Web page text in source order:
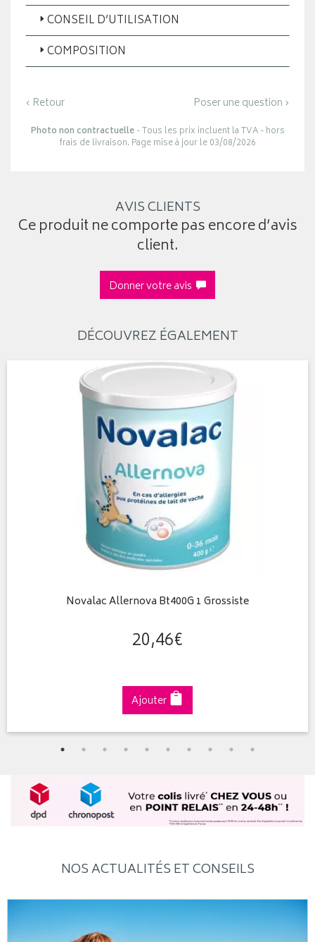
CONSEIL D’UTILISATION
COMPOSITION
‹ Retour Poser une question ›
Photo non contractuelle- Tous les prix incluent la TVA - hors
frais de livraison. Page mise à jour le 03/08/2026
AVIS CLIENTS
Ce produit ne comporte pas encore d’avis
client.
Donner votre avis
DÉCOUVREZ ÉGALEMENT
Novalac Allernova Bt400G 1 Grossiste
20,46€
Ajouter
NOS ACTUALITÉS ET CONSEILS